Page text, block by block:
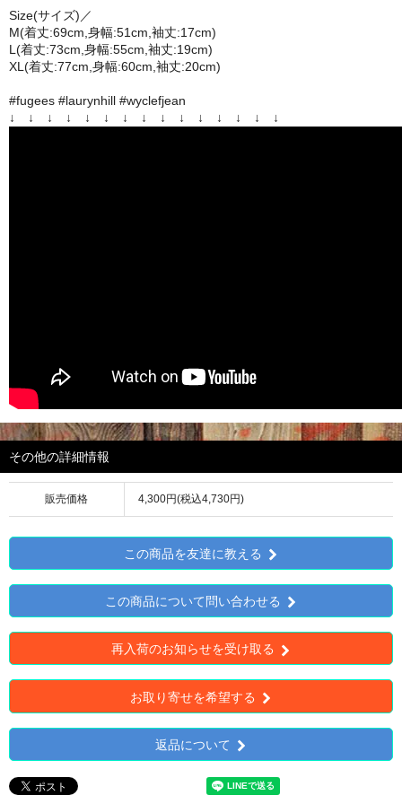
Size(サイズ)／
M(着丈:69cm,身幅:51cm,袖丈:17cm)
L(着丈:73cm,身幅:55cm,袖丈:19cm)
XL(着丈:77cm,身幅:60cm,袖丈:20cm)
#fugees #laurynhill #wyclefjean
↓ ↓ ↓ ↓ ↓ ↓ ↓ ↓ ↓ ↓ ↓ ↓ ↓ ↓ ↓
その他の詳細情報
販売価格 4,300円(税込4,730円)
この商品を友達に教える
この商品について問い合わせる
再入荷のお知らせを受け取る
お取り寄せを希望する
返品について